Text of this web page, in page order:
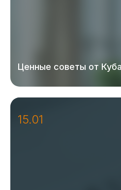
Ценные советы от
15.01